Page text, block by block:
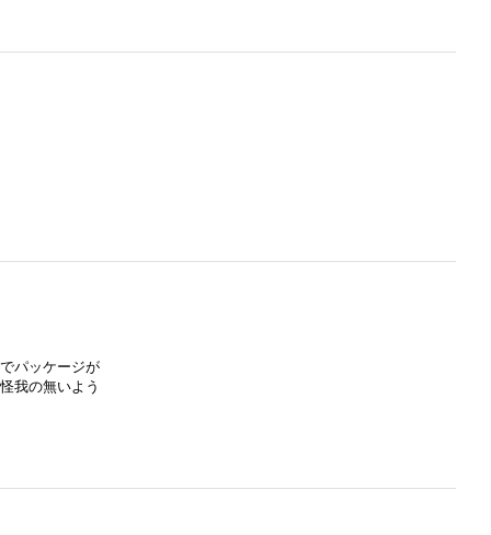
パッケージが
我の無いよう